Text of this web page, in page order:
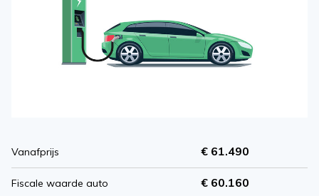
Vanafprijs € 61.490
Fiscale waarde auto € 60.160